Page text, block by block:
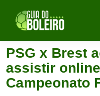
PSG x Brest
assistir
Campeonato